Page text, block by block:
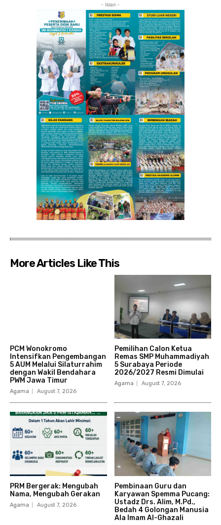
- Iklan -
More Articles Like This
PCM Wonokromo
Intensifkan Pengembangan
5 AUM Melalui Silaturrahim
dengan Wakil Bendahara
PWM Jawa Timur
Agama August 7, 2026
Pemilihan Calon Ketua
Remas SMP Muhammadiyah
5 Surabaya Periode
2026/2027 Resmi Dimulai
Agama August 7, 2026
PRM Bergerak: Mengubah
Nama, Mengubah Gerakan
Agama August 7, 2026
Pembinaan Guru dan
Karyawan Spemma Pucang:
Ustadz Drs. Alim, M.Pd.,
Bedah 4 Golongan Manusia
Ala Imam Al-Ghazali